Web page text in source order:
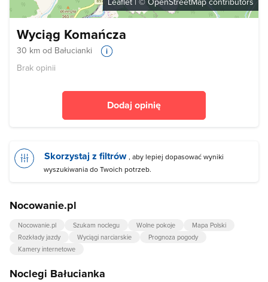
Wyciąg Komańcza
30 km od Bałucianki
Brak opinii
Dodaj opinię
Skorzystaj z filtrów , aby lepiej dopasować wyniki
wyszukiwania do Twoich potrzeb.
Nocowanie.pl
Nocowanie.pl Szukam noclegu Wolne pokoje
Mapa Polski
Rozkłady jazdy
Wyciągi narciarskie
Prognoza pogody
Kamery internetowe
Noclegi Bałucianka